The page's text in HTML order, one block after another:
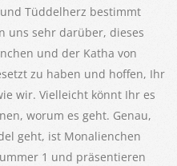
Tüddelherz bestimmt
uns sehr darüber, dieses
und der Katha von
zu haben und hoffen, Ihr
wir. Vielleicht könnt Ihr es
worum es geht. Genau,
geht, ist Monalienchen
1 und präsentieren